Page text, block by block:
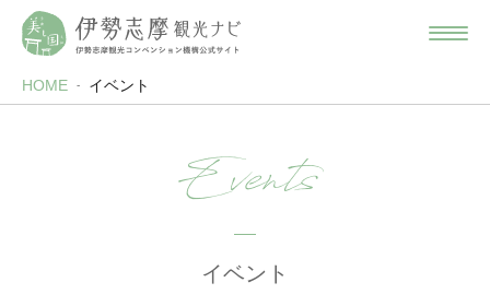
HOME イベント
Events
イベント